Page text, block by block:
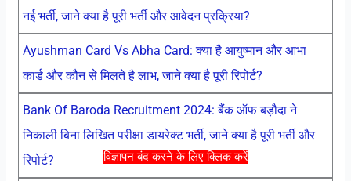
विज्ञापन बंद करने के लिए क्लिक करें
नई भर्ती, जाने क्या है पूरी भर्ती और आवेदन प्रक्रिया?
Ayushman Card Vs Abha Card: क्या है आयुष्मान और आभा
कार्ड और कौन से मिलते है लाभ, जाने क्या है पूरी रिपोर्ट?
Bank Of Baroda Recruitment 2024: बैंक ऑफ बड़ौदा ने
निकाली बिना लिखित परीक्षा डायरेक्ट भर्ती, जाने क्या है पूरी भर्ती और
रिपोर्ट?